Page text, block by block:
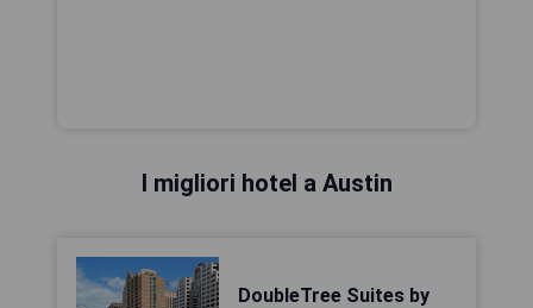
I migliori hotel a Austin
DoubleTree Suites by